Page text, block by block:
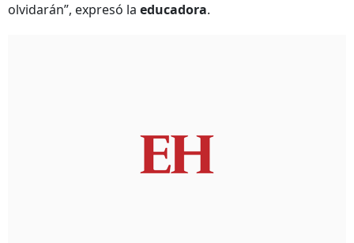
olvidarán”, expresó la educadora.